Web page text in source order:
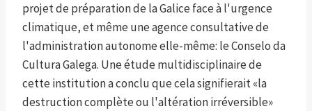
projet de préparation de la Galice face à l'urgence
climatique, et même une agence consultative de
l'administration autonome elle-même: le Conselo da
Cultura Galega. Une étude multidisciplinaire de
cette institution a conclu que cela signifierait «la
destruction complète ou l'altération irréversible»